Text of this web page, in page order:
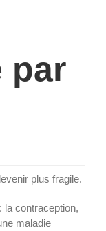
par
plus fragile.
la contraception,
maladie